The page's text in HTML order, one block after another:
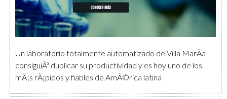
Un laboratorio totalmente automatizado de Villa MarÃ­a
consiguiÃ³ duplicar su productividad y es hoy uno de los
mÃ¡s rÃ¡pidos y fiables de AmÃ©rica latina